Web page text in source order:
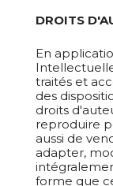
DROITS
En
traités et
des
droits
reproduire
aussi de
adapter,
forme que